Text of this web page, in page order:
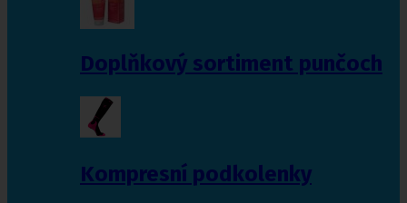
Doplňkový sortiment punčoch
Kompresní podkolenky